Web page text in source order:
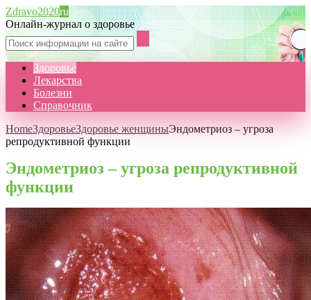
Zdravo2020ru
Онлайн-журнал о здоровье
Здоровье
Лекарства
Болезни
Справочник
HomeЗдоровьеЗдоровье женщиныЭндометриоз – угроза
репродуктивной функции
Эндометриоз – угроза репродуктивной
функции